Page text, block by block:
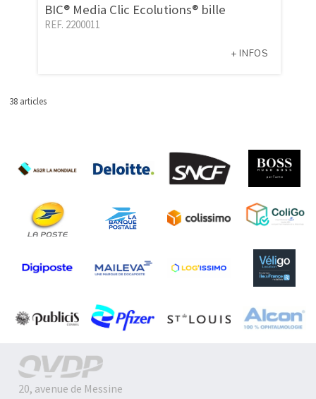
BIC® Media Clic Ecolutions® bille
REF. 2200011
+ INFOS
38 articles
20, avenue de Messine